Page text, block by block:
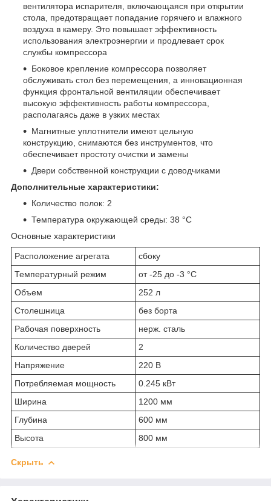
вентилятора испарителя, включающаяся при открытии
стола, предотвращает попадание горячего и влажного
воздуха в камеру. Это повышает эффективность
использования электроэнергии и продлевает срок
службы компрессора
Боковое крепление компрессора позволяет
обслуживать стол без перемещения, а инновационная
функция фронтальной вентиляции обеспечивает
высокую эффективность работы компрессора,
располагаясь даже в узких местах
Магнитные уплотнители имеют цельную
конструкцию, снимаются без инструментов, что
обеспечивает простоту очистки и замены
Двери собственной конструкции с доводчиками
Дополнительные характеристики:
Количество полок: 2
Температура окружающей среды: 38 °C
Основные характеристики
Расположение агрегата
сбоку
Температурный режим
от -25 до -3 °С
Объем
252 л
Столешница
без борта
Рабочая поверхность
нерж. сталь
Количество дверей
2
Напряжение
220 В
Потребляемая мощность
0.245 кВт
Ширина
1200 мм
Глубина
600 мм
Высота
800 мм
Скрыть